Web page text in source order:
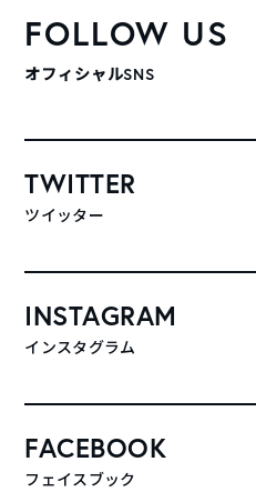
FOLLOW US
オフィシャルSNS
TWITTER
ツイッター
INSTAGRAM
インスタグラム
FACEBOOK
フェイスブック